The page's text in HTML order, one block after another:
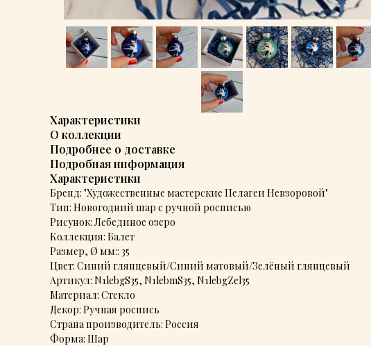
Характеристики
О коллекции
Подробнее о доставке
Подробная информация
Характеристики
Бренд: "Художественные мастерские Пелагеи Невзоровой"
Тип: Новогодний шар с ручной росписью
Рисунок: Лебединое озеро
Коллекция: Балет
Размер, Ø мм:: 35
Цвет: Синий глянцевый/Синий матовый/Зелёный глянцевый
Артикул: N1lebgS35, N1lebmS35, N1lebgZel35
Материал: Стекло
Декор: Ручная роспись
Страна производитель: Россия
Форма: Шар